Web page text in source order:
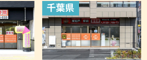
千葉県